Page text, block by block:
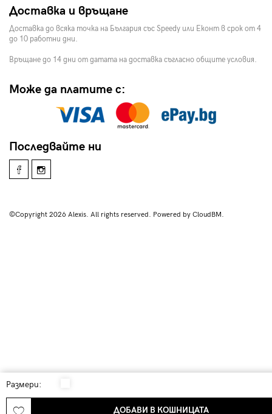
Размери:
ДОБАВИ В КОШНИЦАТА
Доставка и връщане
Доставка до всяка точка на България със Speedy или Еконт в срок от 4
до 10 работни дни.
Връщане до 14 дни от датата на доставка съгласно общите условия.
Може да платите с:
Последвайте ни
©Copyright 2026 Alexis. All rights reserved. Powered by CloudBM.